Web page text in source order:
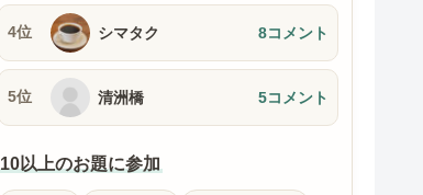
4位 シマタク 8コメント
5位 清洲橋 5コメント
10以上のお題に参加